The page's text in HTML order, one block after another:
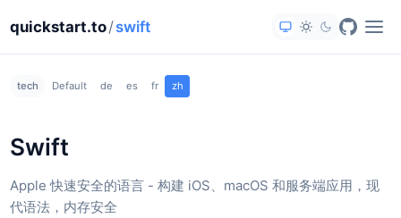
quickstart.to/swift
tech Default de es fr zh
Swift
Apple 快速安全的语言 - 构建 iOS、macOS 和服务端应用，现
代语法，内存安全